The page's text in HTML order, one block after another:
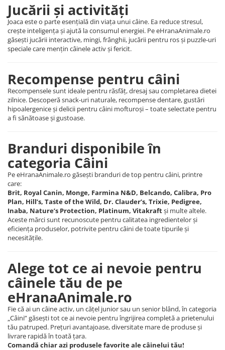
Jucării și activități
Joaca este o parte esențială din viața unui câine. Ea reduce stresul,
crește inteligența și ajută la consumul energiei. Pe eHranaAnimale.ro
găsești jucării interactive, mingi, frânghii, jucării pentru ros și puzzle-uri
speciale care mențin câinele activ și fericit.
Recompense pentru câini
Recompensele sunt ideale pentru răsfăț, dresaj sau completarea dietei
zilnice. Descoperă snack-uri naturale, recompense dentare, gustări
hipoalergenice și delicii pentru câini mofturoși – toate selectate pentru
a fi sănătoase și gustoase.
Branduri disponibile în
categoria Câini
Pe eHranaAnimale.ro găsești branduri de top pentru câini, printre
care:
Brit, Royal Canin, Monge, Farmina N&D, Belcando, Calibra, Pro
Plan, Hill’s, Taste of the Wild, Dr. Clauder’s, Trixie, Pedigree,
Inaba, Nature’s Protection, Platinum, Vitakraftși multe altele.
Aceste mărci sunt recunoscute pentru calitatea ingredientelor și
eficiența produselor, potrivite pentru câini de toate tipurile și
necesitățile.
Alege tot ce ai nevoie pentru
câinele tău de pe
eHranaAnimale.ro
Fie că ai un câine activ, un cățel junior sau un senior blând, în categoria
„Câini” găsești tot ce ai nevoie pentru îngrijirea completă a prietenului
tău patruped. Prețuri avantajoase, diversitate mare de produse și
livrare rapidă în toată țara.
Comandă chiar azi produsele favorite ale câinelui tău!